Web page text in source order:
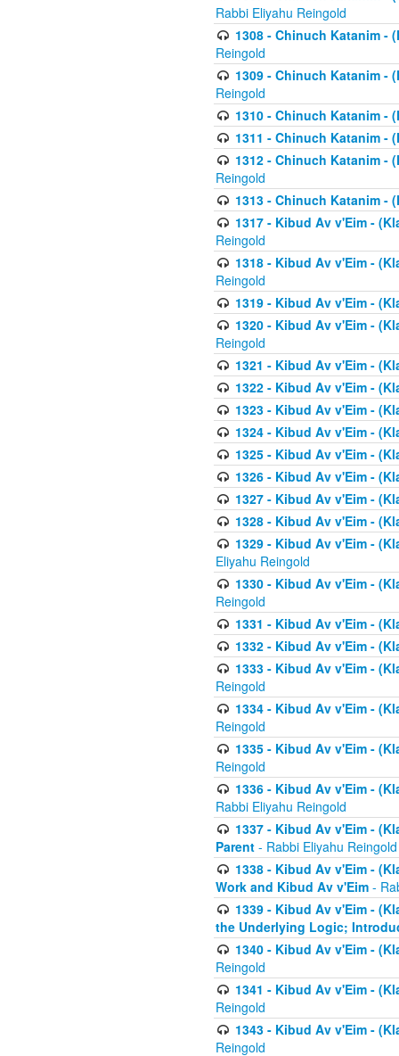
Rabbi Eliyahu Reingold
1308 - Chinuch Katanim -
Reingold
1309 - Chinuch Katanim -
Reingold
1310 - Chinuch Katanim -
1311 - Chinuch Katanim -
1312 - Chinuch Katanim -
Reingold
1313 - Chinuch Katanim -
1317 - Kibud Av v'Eim -
Reingold
1318 - Kibud Av v'Eim -
Reingold
1319 - Kibud Av v'Eim -
1320 - Kibud Av v'Eim -
Reingold
1321 - Kibud Av v'Eim -
1322 - Kibud Av v'Eim -
1323 - Kibud Av v'Eim -
1324 - Kibud Av v'Eim -
1325 - Kibud Av v'Eim -
1326 - Kibud Av v'Eim -
1327 - Kibud Av v'Eim -
1328 - Kibud Av v'Eim -
1329 - Kibud Av v'Eim -
Eliyahu Reingold
1330 - Kibud Av v'Eim -
Reingold
1331 - Kibud Av v'Eim -
1332 - Kibud Av v'Eim -
1333 - Kibud Av v'Eim -
Reingold
1334 - Kibud Av v'Eim -
Reingold
1335 - Kibud Av v'Eim -
Reingold
1336 - Kibud Av v'Eim -
Rabbi Eliyahu Reingold
1337 - Kibud Av v'Eim -
Parent - Rabbi Eliyahu Reingold
1338 - Kibud Av v'Eim -
Work and Kibud Av v'Eim -
1339 - Kibud Av v'Eim -
the Underlying Logic;
1340 - Kibud Av v'Eim -
Reingold
1341 - Kibud Av v'Eim -
Reingold
1343 - Kibud Av v'Eim -
Reingold